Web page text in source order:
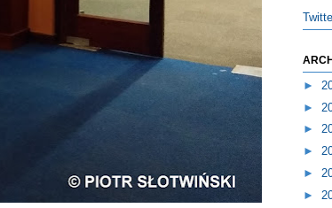
►
►
►
►
►
►